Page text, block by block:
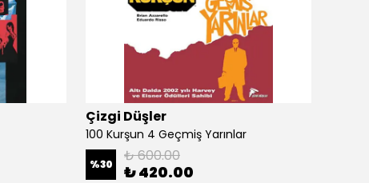
Çizgi Düşler
100 Kurşun 4 Geçmiş Yarınlar
%30 ₺ 600.00
₺ 420.00